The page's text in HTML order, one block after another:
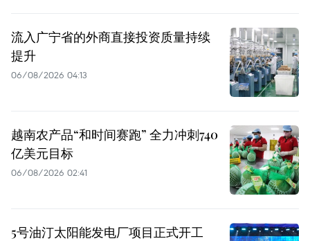
流入广宁省的外商直接投资质量持续
提升
06/08/2026 04:13
越南农产品“和时间赛跑” 全力冲刺740
亿美元目标
06/08/2026 02:41
5号油汀太阳能发电厂项目正式开工